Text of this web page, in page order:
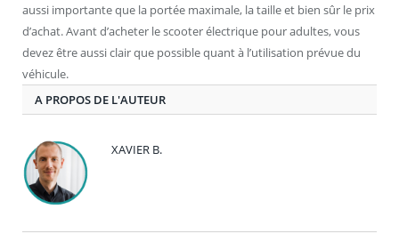
aussi importante que la portée maximale, la taille et bien sûr le prix
d’achat. Avant d’acheter le scooter électrique pour adultes, vous
devez être aussi clair que possible quant à l’utilisation prévue du
véhicule.
A PROPOS DE L'AUTEUR
XAVIER B.